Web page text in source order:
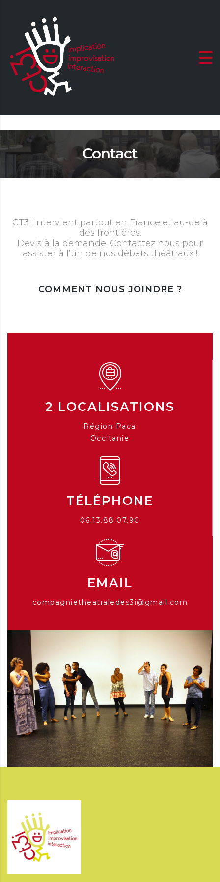
Contact
CT3i intervient partout en France et au-delà
des frontières.
Devis à la demande. Contactez nous pour
assister à l’un de nos débats théâtraux !
COMMENT NOUS JOINDRE ?
2 LOCALISATIONS
Région Paca
Occitanie
TÉLÉPHONE
06.13.88.07.90
EMAIL
compagnietheatraledes3i@gmail.com